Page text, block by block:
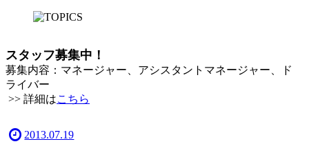
スタッフ募集中！
募集内容：マネージャー、アシスタントマネージャー、ド
ライバー
>> 詳細はこちら
2013.07.19